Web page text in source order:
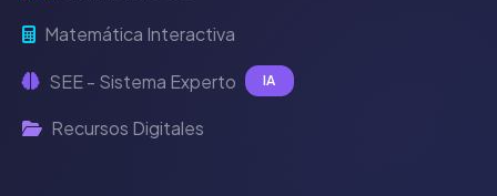
Matemática Interactiva
SEE - Sistema Experto IA
Recursos Digitales